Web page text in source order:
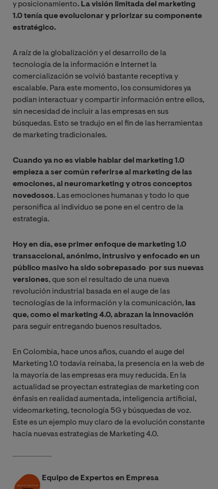
y posicionamiento. La visión limitada del marketing
1.0 tenía que evolucionar y priorizar su componente
estratégico.
A raíz de la globalización y el desarrollo de la
tecnología de la información e Internet la
comercialización se volvió bastante receptiva y
escalable. Para este momento, los consumidores ya
podían interactuar y compartir información entre ellos,
sin necesidad de incluir a las empresas en sus
búsquedas. Esto se tradujo en el fin de las herramientas
de marketing tradicionales.
Cuando ya no es viable hablar del marketing 1.0
empieza a ser común referirse al marketing de las
emociones, al neuromarketing y otros conceptos
novedosos. Las emociones humanas y todo lo que
personifica al individuo se pone en el centro de la
estrategia.
Hoy en día, ese primer enfoque de marketing 1.0
transaccional, anónimo, intrusivo y enfocado en un
público masivo ha sido sobrepasado por sus nuevas
versiones, que son el resultado de una nueva
revolución industrial basada en el auge de las
tecnologías de la información y la comunicación, las
que, como el marketing 4.0, abrazan la innovación
para seguir entregando buenos resultados.
En Colombia, hace unos años, cuando el auge del
Marketing 1.0 todavía reinaba, la presencia en la web de
la mayoría de las empresas era muy reducida. En la
actualidad se proyectan estrategias de marketing con
énfasis en realidad aumentada, inteligencia artificial,
videomarketing, tecnología 5G y búsquedas de voz.
Este es un ejemplo muy claro de la evolución constante
hacia nuevas estrategias de Marketing 4.0.
Equipo de Expertos en Empresa